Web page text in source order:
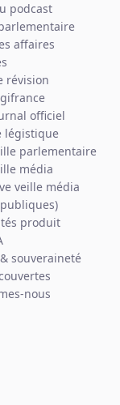
podcast
affaires
révision
officiel
légistique
parlementaire
média
veille média
produit
souveraineté
nous